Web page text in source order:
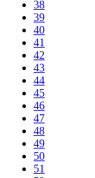
38
39
40
41
42
43
44
45
46
47
48
49
50
51